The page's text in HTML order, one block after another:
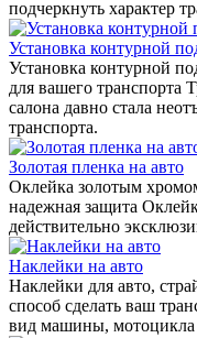
подчеркнуть характер
Установка контурной
Установка контурной
для вашего транспорта
салона давно стала
транспорта.
Золотая пленка на авто
Оклейка золотым
надежная защита
действительно
Наклейки на авто
Наклейки для авто,
способ сделать ваш
вид машины,